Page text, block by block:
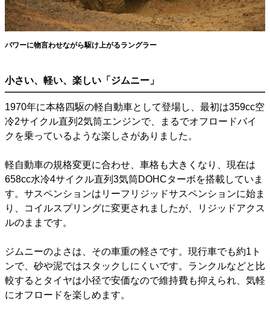
パワーに物言わせながら駆け上がるラングラー
小さい、軽い、楽しい「ジムニー」
1970年に本格四駆の軽自動車として登場し、最初は359cc空
冷2サイクル直列2気筒エンジンで、まるでオフロードバイ
クを乗っているような楽しさがありました。
軽自動車の規格変更に合わせ、車格も大きくなり、現在は
658cc水冷4サイクル直列3気筒DOHCターボを搭載していま
す。サスペンションはリーフリジッドサスペンションに始ま
り、コイルスプリングに変更されましたが、リジッドアクス
ルのままです。
ジムニーのよさは、その車重の軽さです。現行車でも約1ト
ンで、砂や泥ではスタックしにくいです。ランクルなどと比
較するとタイヤは小径で安価なので維持費も抑えられ、気軽
にオフロードを楽しめます。